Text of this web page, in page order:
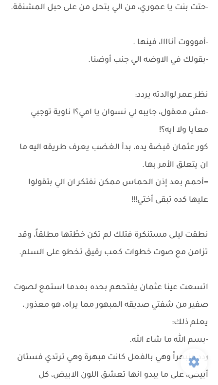
-حتت بنت يا عموري، من الي بتحل من على حبل المشنقة.
-أموووت أناااا، فينها .
-بقولك في الاوضه الي جنب أوضنا.
نظر عمر لوالدته يردد:
-مش معقول، جايبه لي نسوان يا امي؟! ناوية توجبي
معايا ولا ايه؟!
كور عثمان قبضة يده، بدأ الغضب يعرف طريقه اليه ما
ان يتعلق الأمر بها.
=أحمم بعد إذن الحماس ممكن نفتكر ان الي بتقولوا
عليها كده تبقى أختي!!!
نطقت ليلى مستنكرة فتلك لم تكن خطّتها مطلقاً، وقد
تزامن مع صوت خطوات كعب رقيق تخطو على السلم.
اتسعت عينا عثمان يفتحهم بحده بعدما استمع لصوت
صفير من شفتي صديقه المبهور مما يراه، هو معذور ،
يعلم ذلك:
-بسم الله ما شاء الله.
ردد منبهراً وهي بالفعل كانت مبهرة وهي ترتدي فستان
أبيض، على ما يبدو انها تعشق اللون الابيض، كل